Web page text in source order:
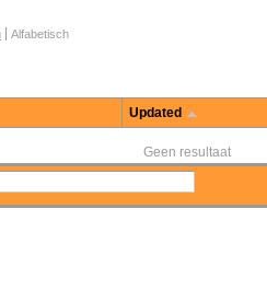
door functies
Alfabetisch
Updated
Geen resultaat